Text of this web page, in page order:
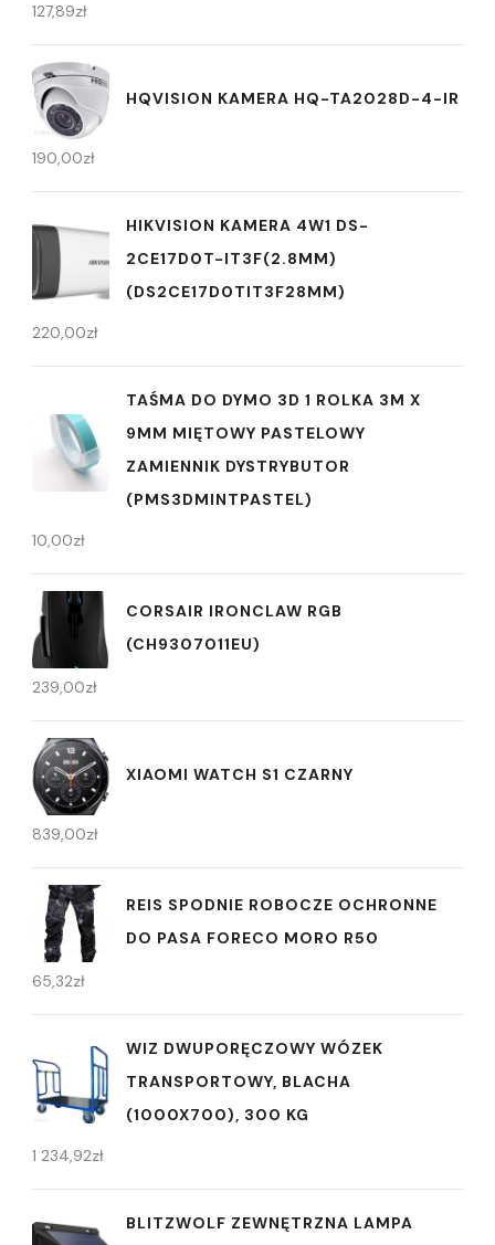
127,89zł
HQVISION KAMERA HQ-TA2028D-4-IR
190,00zł
HIKVISION KAMERA 4W1 DS-
2CE17D0T-IT3F(2.8MM)
(DS2CE17D0TIT3F28MM)
220,00zł
TAŚMA DO DYMO 3D 1 ROLKA 3M X
9MM MIĘTOWY PASTELOWY
ZAMIENNIK DYSTRYBUTOR
(PMS3DMINTPASTEL)
10,00zł
CORSAIR IRONCLAW RGB
(CH9307011EU)
239,00zł
XIAOMI WATCH S1 CZARNY
839,00zł
REIS SPODNIE ROBOCZE OCHRONNE
DO PASA FORECO MORO R50
65,32zł
WIZ DWUPORĘCZOWY WÓZEK
TRANSPORTOWY, BLACHA
(1000X700), 300 KG
1 234,92zł
BLITZWOLF ZEWNĘTRZNA LAMPA